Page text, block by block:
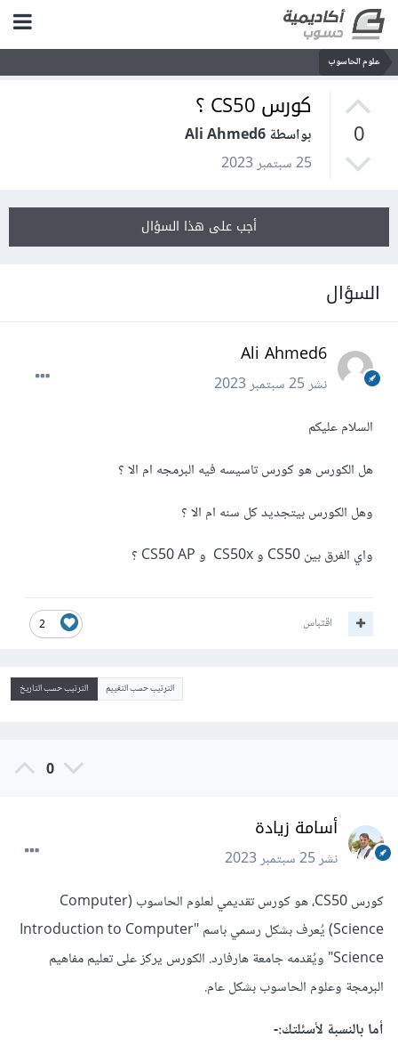
علوم الحاسوب
0
كورس CS50 ؟
بواسطة Ali Ahmed6
25 سبتمبر 2023
أجب على هذا السؤال
السؤال
Ali Ahmed6
نشر25 سبتمبر 2023
السلام عليكم
هل الكورس هو كورس تاسيسه فيه البرمجه ام الا ؟
وهل الكورس بيتجديد كل سنه ام الا ؟
واي الفرق بين CS50 و CS50x و CS50 AP ؟
2 اقتباس
الترتيب حسب التقييم الترتيب حسب التاريخ
0
أسامة زيادة
نشر25 سبتمبر 2023
كورس CS50، هو كورس تقديمي لعلوم الحاسوب (Computer
Science) يُعرف بشكل رسمي باسم "Introduction to Computer
Science" ويُقدمه جامعة هارفارد. الكورس يركز على تعليم مفاهيم
البرمجة وعلوم الحاسوب بشكل عام.
أما بالنسبة لأسئلتك:-